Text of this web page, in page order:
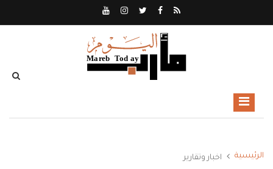
الرئيسية اخبار وتقارير